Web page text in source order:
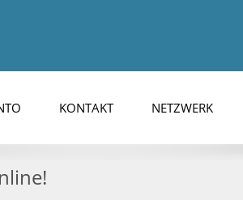
KONTAKT NETZWERK